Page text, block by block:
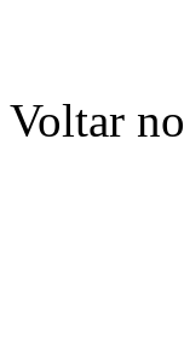
Voltar